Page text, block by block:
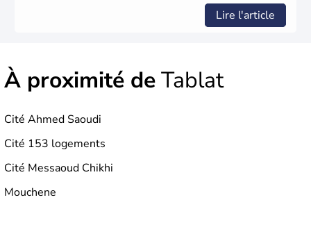
Lire l'article
À proximité deTablat
Cité Ahmed Saoudi
Cité 153 logements
Cité Messaoud Chikhi
Mouchene